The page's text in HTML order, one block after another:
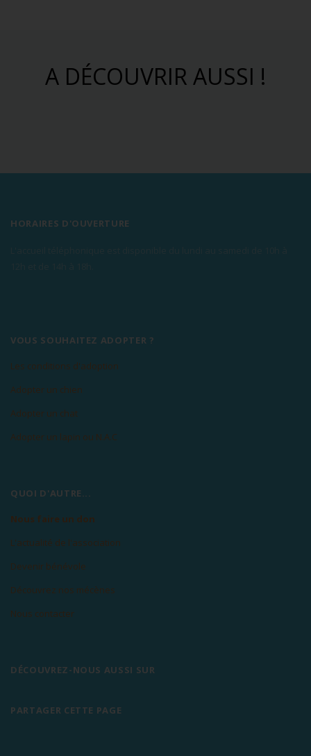
A DÉCOUVRIR AUSSI !
HORAIRES D'OUVERTURE
VOUS SOUHAITEZ ADOPTER ?
Les conditions d'adoption
Adopter un chien
Adopter un chat
Adopter un lapin ou N.A.C
QUOI D'AUTRE...
Nous faire un don
L'actualité de l'association
Devenir bénévole
Découvrez nos mécènes
Nous contacter
DÉCOUVREZ-NOUS AUSSI SUR
PARTAGER CETTE PAGE